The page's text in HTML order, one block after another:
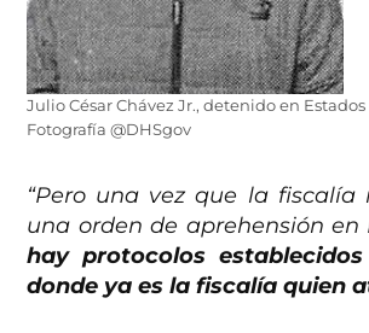
Julio César Chávez Jr., detenido en
Fotografía @DHSgov
“Pero una vez que la fiscalía
una orden de aprehensión en
hay protocolos
donde ya es la fiscalía quien